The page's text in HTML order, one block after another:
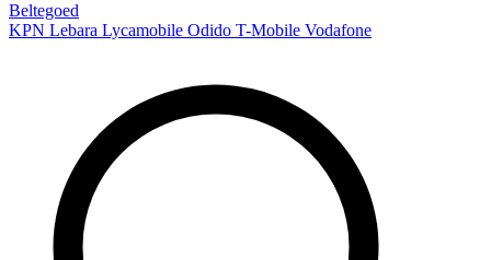
Beltegoed
KPN Lebara Lycamobile Odido T-Mobile Vodafone